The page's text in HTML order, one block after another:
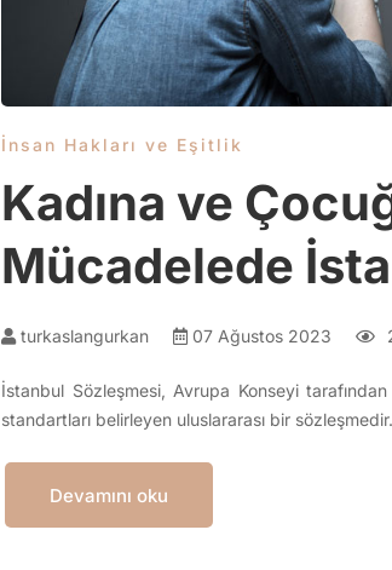
İnsan Hakları ve Eşitlik
Kadına ve
Mücadelede
turkaslangurkan 07 Ağustos 2023
İstanbul Sözleşmesi, Avrupa Konseyi
standartları belirleyen uluslararası bir
Devamını oku